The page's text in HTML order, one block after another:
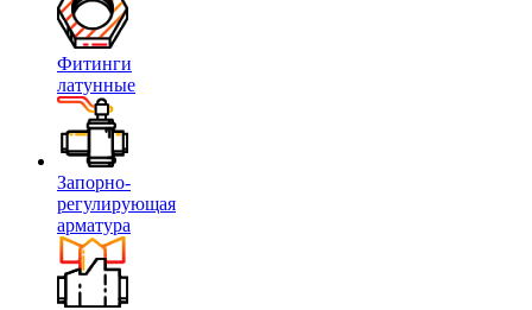
Фитинги
латунные
Запорно-
регулирующая
арматура